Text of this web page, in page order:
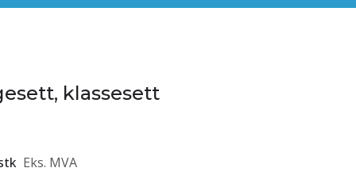
klassesett
Eks. MVA